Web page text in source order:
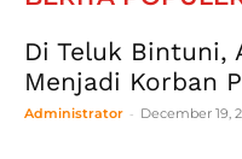
Di Teluk Bintuni,
Menjadi Korban
Administrator - December 19,